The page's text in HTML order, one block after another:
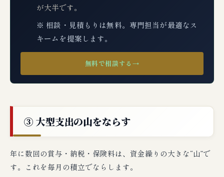
が大半です。
※ 相談・見積もりは無料。専門担当が最適なス
キームを提案します。
無料で相談する →
③ 大型支出の山をならす
年に数回の賞与・納税・保険料は、資金繰りの大きな“山”で
す。これを毎月の積立でならします。